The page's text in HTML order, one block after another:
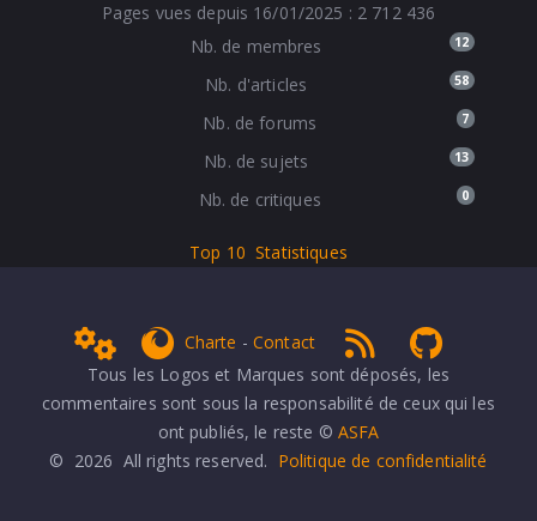
Pages vues depuis 16/01/2025 : 2 712 436
Nb. de membres
12
Nb. d'articles 58
Nb. de forums 7
Nb. de sujets 13
Nb. de critiques 0
Top 10 Statistiques
Adminget Firefox
Charte -Contact RSS 1.0
Tous les Logos et Marques sont déposés, les
commentaires sont sous la responsabilité de ceux qui les
ont publiés, le reste © ASFA
© 2026 All rights reserved. Politique de confidentialité